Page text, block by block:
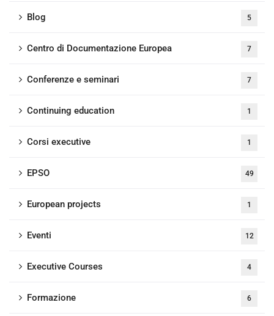
Blog 5
Centro di Documentazione Europea 7
Conferenze e seminari 7
Continuing education 1
Corsi executive 1
EPSO 49
European projects 1
Eventi 12
Executive Courses 4
Formazione 6